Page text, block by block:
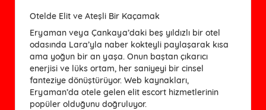
Otelde Elit ve Ateşli Bir Kaçamak
Eryaman veya Çankaya’daki beş yıldızlı bir otel
odasında Lara’yla naber kokteyli paylaşarak kısa
ama yoğun bir an yaşa. Onun baştan çıkarıcı
enerjisi ve lüks ortam, her saniyeyi bir cinsel
fanteziye dönüştürüyor. Web kaynakları,
Eryaman’da otele gelen elit escort hizmetlerinin
popüler olduğunu doğruluyor.